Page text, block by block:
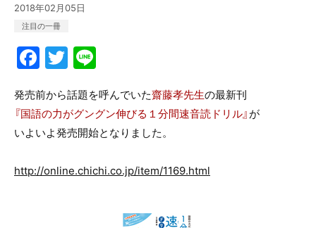
2018年02月05日
注目の一冊
F
a
c
e
b
o
T
w
itt
er
n
e
発売前から話題を呼んでいた齋藤孝先生の最新刊
『国語の力がグングン伸びる１分間速音読ドリル』が
いよいよ発売開始となりました。
http://online.chichi.co.jp/item/1169.html